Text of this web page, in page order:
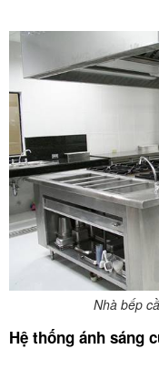
Nhà bếp
Hệ thống ánh sáng